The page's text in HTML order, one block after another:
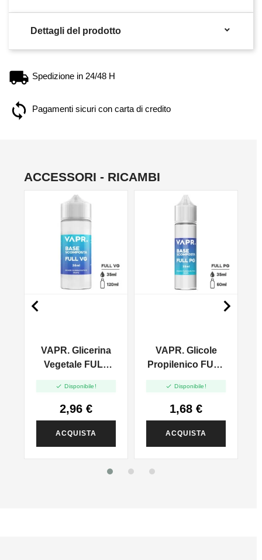
Dettagli del prodotto 
Spedizione in 24/48 H
Pagamenti sicuri con carta di credito
ACCESSORI - RICAMBI
VAPR. Glicerina
Vegetale FULL
120ml
 Disponibile!
2,96 €
ACQUISTA
VAPR. Glicole
Propilenico FULL
 Disponibile!
1,68 €
ACQUISTA
 